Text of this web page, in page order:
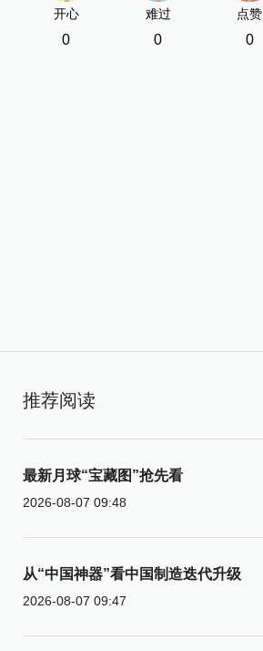
开心
0
难过
0
点赞
0
推荐阅读
最新月球“宝藏图”抢先看
2026-08-07 09:48
从“中国神器”看中国制造迭代升级
2026-08-07 09:47